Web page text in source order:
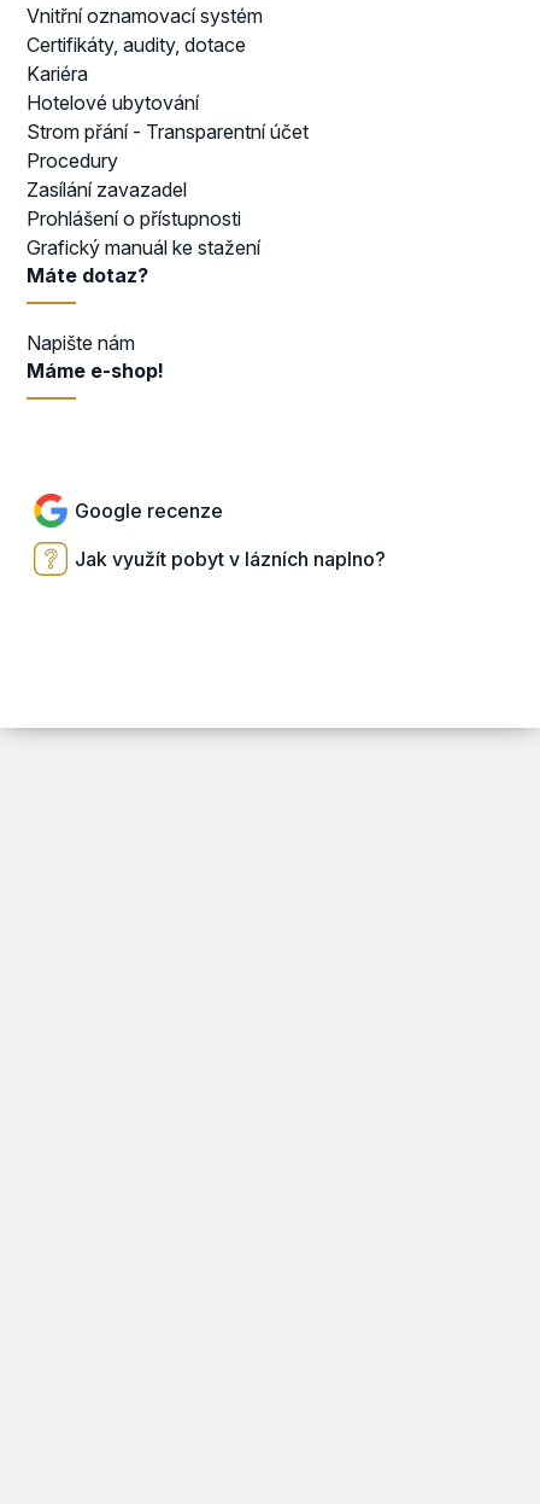
Vnitřní oznamovací systém
Certifikáty, audity, dotace
Kariéra
Hotelové ubytování
Strom přání - Transparentní účet
Procedury
Zasílání zavazadel
Prohlášení o přístupnosti
Grafický manuál ke stažení
Máte dotaz?
Napište nám
Máme e-shop!
Google recenze
Jak využít pobyt v lázních naplno?